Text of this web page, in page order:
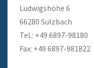
Ludwigshöhe 6
66280 Sulzbach
Tel.: +49 6897-98180
Fax: +49 6897-981822